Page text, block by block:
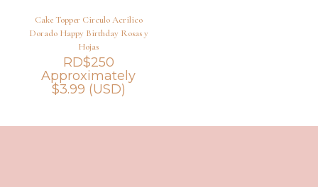
Cake Topper Circulo Acrilico
Dorado Happy Birthday Rosas y
Hojas
RD$250
Approximately
$3.99 (USD)